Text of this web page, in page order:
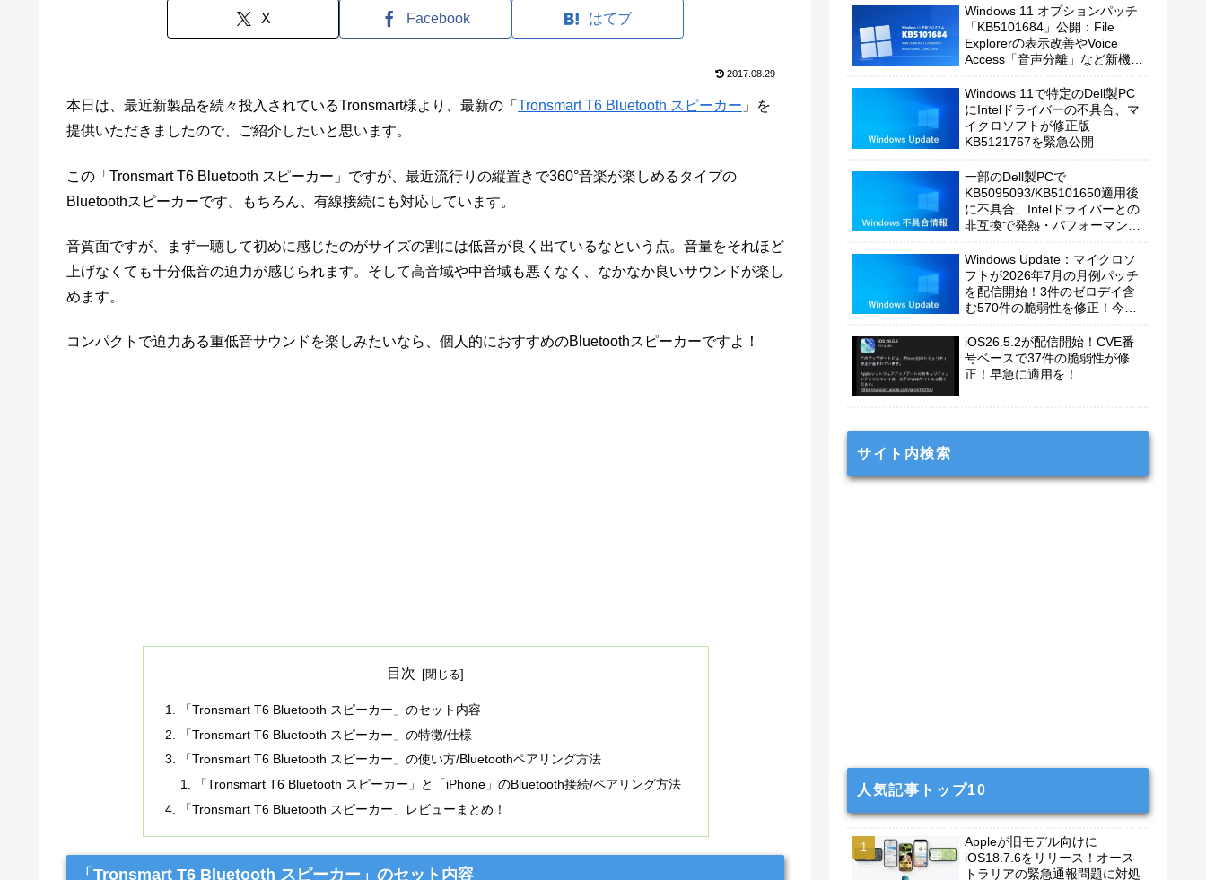
X Facebook はてブ
2017.08.29
本日は、最近新製品を続々投入されているTronsmart様より、最新の「 Tronsmart T6 Bluetooth スピーカー 」を
提供いただきましたので、ご紹介したいと思います。
この「Tronsmart T6 Bluetooth スピーカー」ですが、最近流行りの縦置きで360°音楽が楽しめるタイプの
Bluetoothスピーカーです。もちろん、有線接続にも対応しています。
音質面ですが、まず一聴して初めに感じたのがサイズの割には低音が良く出ているなという点。音量をそれほど
上げなくても十分低音の迫力が感じられます。そして高音域や中音域も悪くなく、なかなか良いサウンドが楽し
めます。
コンパクトで迫力ある重低音サウンドを楽しみたいなら、個人的におすすめのBluetoothスピーカーですよ！
目次
「Tronsmart T6 Bluetooth スピーカー」のセット内容
「Tronsmart T6 Bluetooth スピーカー」の特徴/仕様
「Tronsmart T6 Bluetooth スピーカー」の使い方/Bluetoothペアリング方法
「Tronsmart T6 Bluetooth スピーカー」と「iPhone」のBluetooth接続/ペアリング方法
「Tronsmart T6 Bluetooth スピーカー」レビューまとめ！
「Tronsmart T6 Bluetooth スピーカー」のセット内容
Windows 11 オプションパッチ
「KB5101684」公開：File
Explorerの表示改善やVoice
Access「音声分離」など新機能
Windows 11で特定のDell製PC
にIntelドライバーの不具合、マ
イクロソフトが修正版
KB5121767を緊急公開
一部のDell製PCで
KB5095093/KB5101650適用後
に不具合、Intelドライバーとの
非互換で発熱・パフォーマンス
Windows Update：マイクロソ
フトが2026年7月の月例パッチ
を配信開始！3件のゼロデイ含
む570件の脆弱性を修正！今す
iOS26.5.2が配信開始！CVE番
号ベースで37件の脆弱性が修
正！早急に適用を！
サイト内検索
人気記事トップ10
Appleが旧モデル向けに
iOS18.7.6をリリース！オース
トラリアの緊急通報問題に対処